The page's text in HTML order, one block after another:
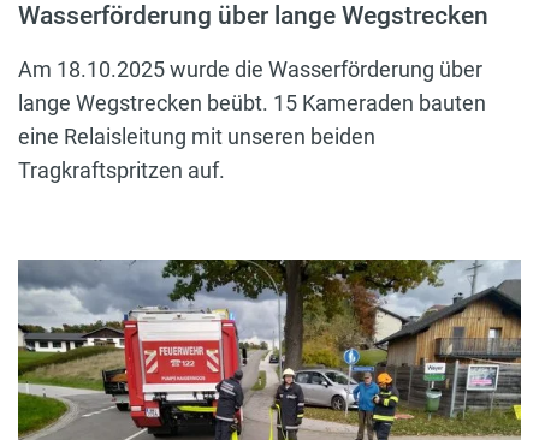
Wasserförderung über lange Wegstrecken
Am 18.10.2025 wurde die Wasserförderung über
lange Wegstrecken beübt. 15 Kameraden bauten
eine Relaisleitung mit unseren beiden
Tragkraftspritzen auf.